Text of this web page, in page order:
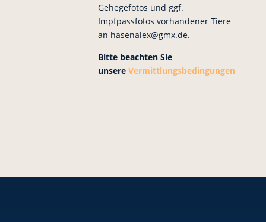
Gehegefotos und ggf.
Impfpassfotos vorhandener Tiere
an hasenalex@gmx.de.
Bitte beachten Sie
unsere Vermittlungsbedingungen